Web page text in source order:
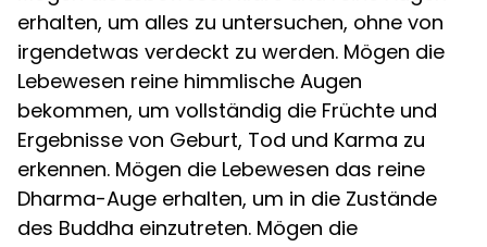
erhalten, um alles zu untersuchen, ohne von
irgendetwas verdeckt zu werden. Mögen die
Lebewesen reine himmlische Augen
bekommen, um vollständig die Früchte und
Ergebnisse von Geburt, Tod und Karma zu
erkennen. Mögen die Lebewesen das reine
Dharma-Auge erhalten, um in die Zustände
des Buddha einzutreten. Mögen die